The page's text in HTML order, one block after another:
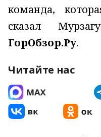
команда,
сказал
ГорОбзор.Ру.
Читайте нас